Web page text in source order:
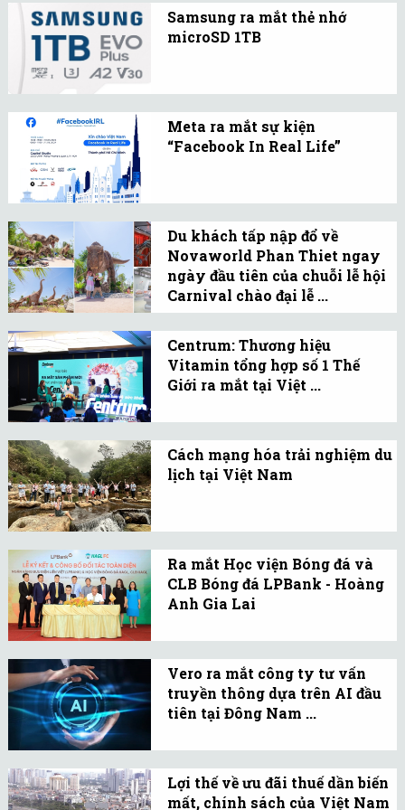
công bố nền tảng đa dịch
Samsung ra mắt thẻ nhớ
microSD 1TB
dung lượng 1 terabyte
(TB) PRO Plus và EVO
Meta ra mắt sự kiện
“Facebook In Real Life”
(Facebook In Real Life)
lần đầu tiên dành cho
giới trẻ tại TP. HCM.
Du khách tấp nập đổ về
Novaworld Phan Thiet ngay
ngày đầu tiên của chuỗi lễ hội
Carnival chào đại lễ ...
Sáng ngày 26/4,
NovaWorld Phan Thiet
chính thức ra mắt Safari
Cafe chào đón đại lễ 30/4.
Đây là mô hình cafe bán
hoang dã đầu tiên tại
Việt Nam.
Centrum: Thương hiệu
Vitamin tổng hợp số 1 Thế
Giới ra mắt tại Việt ...
Centrum, thương hiệu
Vitamin tổng hợp số 1 thế
Cách mạng hóa trải nghiệm du
lịch tại Việt Nam
vai trò then chốt trong sự
phát triển của ngành du
lịch Việt Nam.
Ra mắt Học viện Bóng đá và
CLB Bóng đá LPBank - Hoàng
Anh Gia Lai
muốn tiếp tục chinh phục
các mục tiêu mới bóng đá
chuyên nghiệp.
Vero ra mắt công ty tư vấn
truyền thông dựa trên AI đầu
tiên tại Đông Nam ...
chúng (PR) dựa trên công
Lợi thế về ưu đãi thuế dần biến
mất, chính sách của Việt Nam